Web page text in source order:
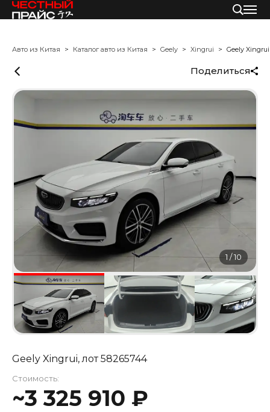
Авто из Китая Каталог авто из Китая Geely Xingrui Geely Xingrui
Поделиться
1 /10
Geely Xingrui, лот58265744
Стоимость:
~3 325 910 ₽